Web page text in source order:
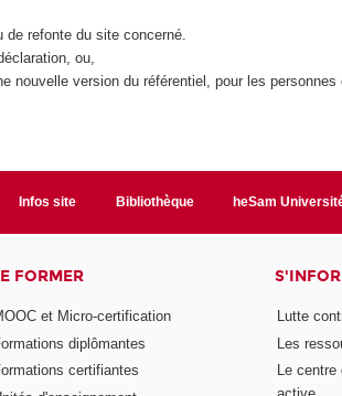
refonte du site concerné.
ou,
nouvelle version du référentiel, pour les
Infos site Bibliothèque heSam
FORMER
et Micro-certification
diplômantes
certifiantes
Lutte
Les
Le